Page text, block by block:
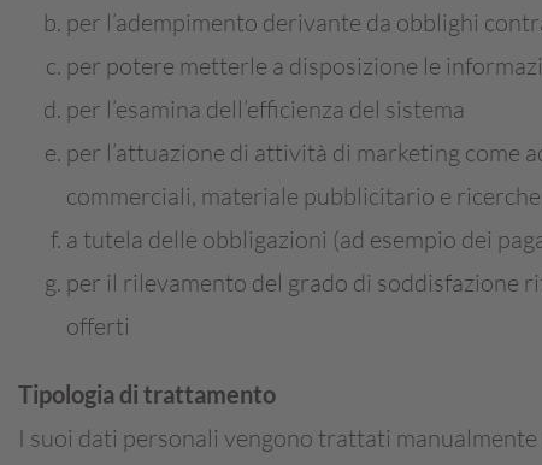
per l’adempimento derivante da obblighi
per potere metterle a disposizione le
per l’esamina dell’efficienza del sistema
per l’attuazione di attività di marketing come
commerciali, materiale pubblicitario e
a tutela delle obbligazioni (ad esempio dei
per il rilevamento del grado di soddisfazione
offerti
Tipologia di trattamento
I suoi dati personali vengono trattati manualmente